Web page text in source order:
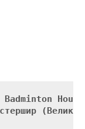
Badminton House